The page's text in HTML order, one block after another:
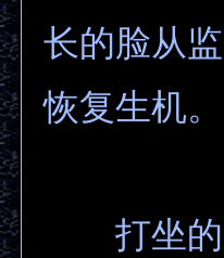
长的脸从
恢复生机。
打坐的